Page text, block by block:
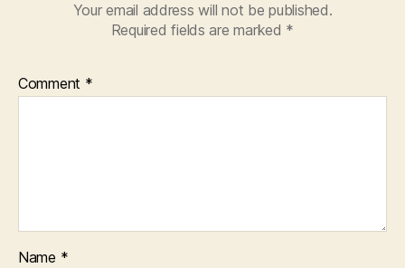
Your email address will not be published.
Required fields are marked *
Comment *
Name *